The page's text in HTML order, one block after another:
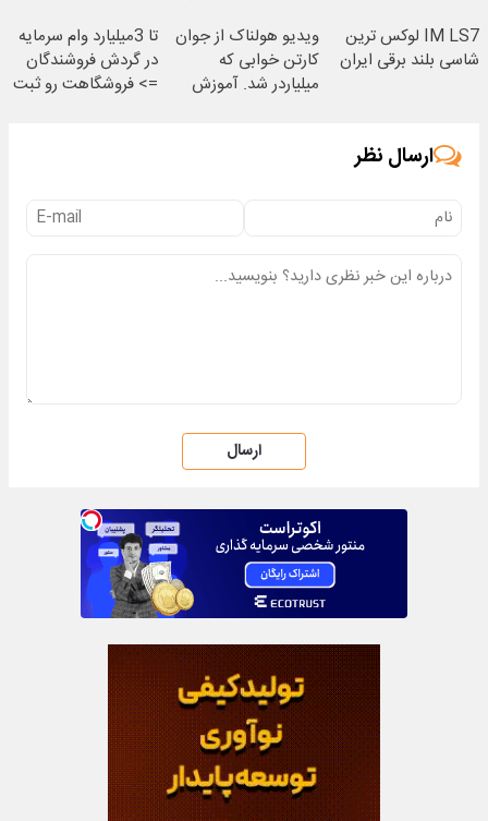
IM LS7 لوکس ترین
شاسی بلند برقی ایران
ویدیو هولناک از جوان
کارتن خوابی که
میلیاردر شد. آموزش
تا 3میلیارد وام سرمایه
در گردش فروشندگان
=> فروشگاهت رو ثبت
ارسال نظر
ارسال